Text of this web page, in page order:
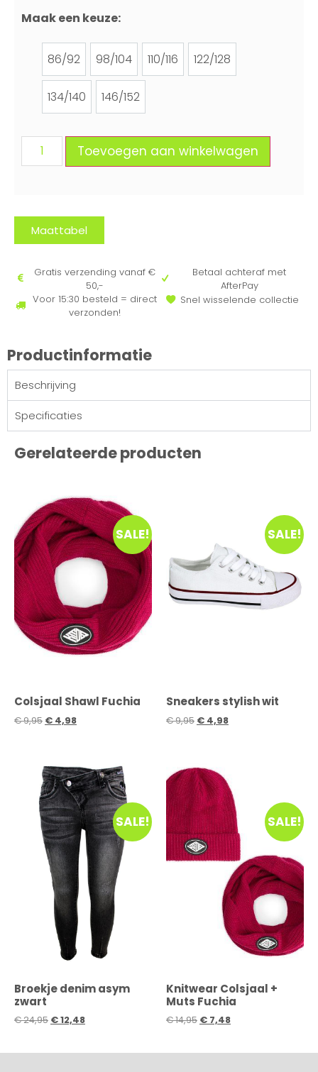
Maak een keuze:
86/92
86/92
98/104 110/116
110/116
122/128
122/128
134/140
134/140
146/152
146/152
Toevoegen aan winkelwagen
Maattabel
Gratis verzending vanaf €
50,-
Voor 15:30 besteld = direct
verzonden!
Betaal achteraf met
AfterPay
Snel wisselende collectie
Productinformatie
Beschrijving
Specificaties
Gerelateerde producten
SALE!
Colsjaal Shawl Fuchia
€9,95 € 4,98
SALE!
Sneakers stylish wit
€9,95 € 4,98
SALE!
Broekje denim asym
zwart
€24,95 €12,48
SALE!
Knitwear Colsjaal +
Muts Fuchia
€14,95 € 7,48